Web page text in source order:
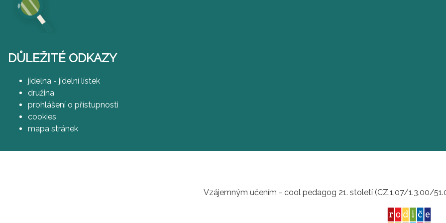
DŮLEŽITÉ ODKAZY
jídelna - jídelní lístek
družina
prohlášení o přístupnosti
cookies
mapa stránek
Vzájemným učením - cool pedagog 21. století (CZ.1.07/1.3.00/